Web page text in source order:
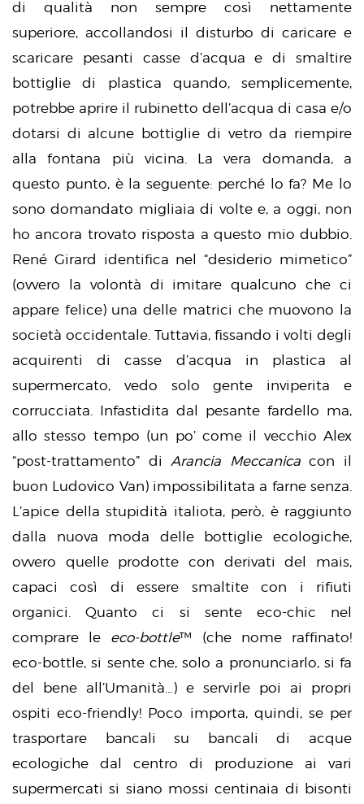
di qualità non sempre così nettamente
superiore, accollandosi il disturbo di caricare e
scaricare pesanti casse d’acqua e di smaltire
bottiglie di plastica quando, semplicemente,
potrebbe aprire il rubinetto dell’acqua di casa e/o
dotarsi di alcune bottiglie di vetro da riempire
alla fontana più vicina. La vera domanda, a
questo punto, è la seguente: perché lo fa? Me lo
sono domandato migliaia di volte e, a oggi, non
ho ancora trovato risposta a questo mio dubbio.
René Girard identifica nel “desiderio mimetico”
(ovvero la volontà di imitare qualcuno che ci
appare felice) una delle matrici che muovono la
società occidentale. Tuttavia, fissando i volti degli
acquirenti di casse d’acqua in plastica al
supermercato, vedo solo gente inviperita e
corrucciata. Infastidita dal pesante fardello ma,
allo stesso tempo (un po’ come il vecchio Alex
“post-trattamento” diArancia Meccanicacon il
buon Ludovico Van) impossibilitata a farne senza.
L’apice della stupidità italiota, però, è raggiunto
dalla nuova moda delle bottiglie ecologiche,
ovvero quelle prodotte con derivati del mais,
capaci così di essere smaltite con i rifiuti
organici. Quanto ci si sente eco-chic nel
comprare le eco-bottle™ (che nome raffinato!
eco-bottle, si sente che, solo a pronunciarlo, si fa
del bene all’Umanità…) e servirle poi ai propri
ospiti eco-friendly! Poco importa, quindi, se per
trasportare bancali su bancali di acque
ecologiche dal centro di produzione ai vari
supermercati si siano mossi centinaia di bisonti